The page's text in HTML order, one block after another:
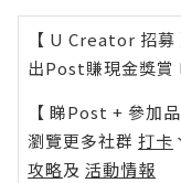
【 U Creator 招募
出Post賺現金獎賞
【 睇Post + 參加品
瀏覽更多社群 打卡
攻略及 活動情報